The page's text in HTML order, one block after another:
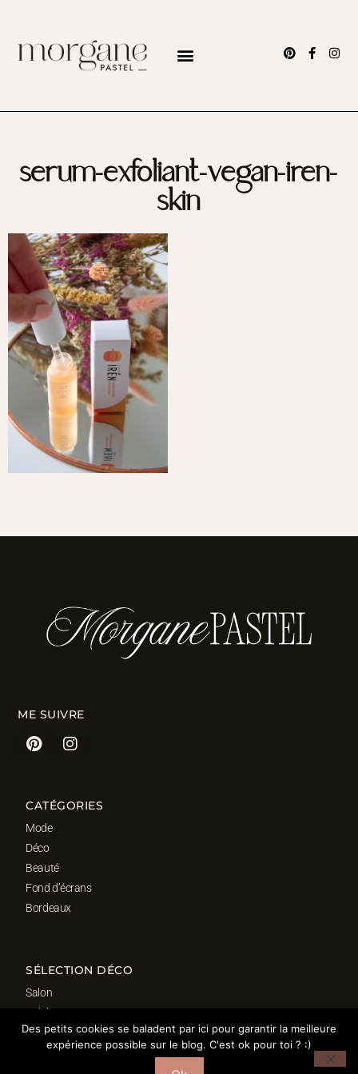
serum-exfoliant-vegan-iren-
skin
ME SUIVRE
CATÉGORIES
Mode
Déco
Beauté
Fond d’écrans
Bordeaux
SÉLECTION DÉCO
Salon
Cuisine
Salle de bain
Chambre
Des petits cookies se baladent par ici pour garantir la meilleure
expérience possible sur le blog. C'est ok pour toi ? :)